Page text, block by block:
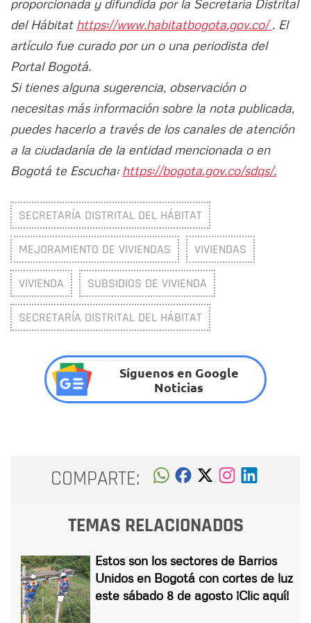
proporcionada y difundida por la Secretaría Distrital
del Hábitat https://www.habitatbogota.gov.co/. El
artículo fue curado por un o una periodista del
Portal Bogotá.
Si tienes alguna sugerencia, observación o
necesitas más información sobre la nota publicada,
puedes hacerlo a través de los canales de atención
a la ciudadanía de la entidad mencionada o en
Bogotá te Escucha: https://bogota.gov.co/sdqs/.
SECRETARÍA DISTRITAL DEL HÁBITAT
MEJORAMIENTO DE VIVIENDAS VIVIENDAS
VIVIENDA SUBSIDIOS DE VIVIENDA
SECRETARÍA DISTRITAL DEL HÁBITAT
Síguenos en Google
Noticias
COMPARTE:
TEMAS RELACIONADOS
Estos son los sectores de Barrios
Unidos en Bogotá con cortes de luz
este sábado 8 de agosto ¡Clic aquí!